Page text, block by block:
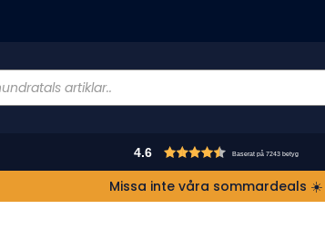
4.6 Baserat på 7243 betyg
Missa inte våra sommardeals ☀️